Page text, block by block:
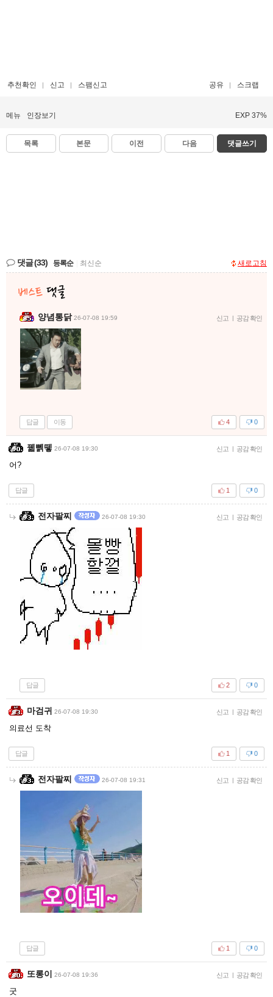
추천확인 신고 스팸신고 공유 스크랩
메뉴 인장보기 EXP 37%
목록 본문 이전 다음 댓글쓰기
댓글(33) 등록순 최신순 새로고침
양념통닭 26-07-08 19:59 신고 | 공감 확인
답글 이동 0
4
꿻뻵뗗 26-07-08 19:30 신고 | 공감 확인
어?
답글 0
1
전자팔찌 26-07-08 19:30 신고 | 공감 확인
답글 0
2
마검귀 26-07-08 19:30 신고 | 공감 확인
의료선 도착
답글 0
1
전자팔찌 26-07-08 19:31 신고 | 공감 확인
답글 0
1
또롱이 26-07-08 19:36 신고 | 공감 확인
굿